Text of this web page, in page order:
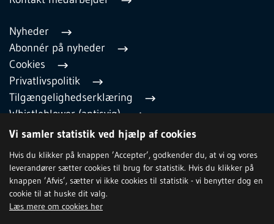
Vi samler statistik ved hjælp af cookies
Hvis du klikker på knappen ’Accepter’, godkender du, at vi og vores
leverandører sætter cookies til brug for statistik. Hvis du klikker på
knappen ’Afvis’, sætter vi ikke cookies til statistik - vi benytter dog en
cookie til at huske dit valg.
Læs mere om cookies her
Nyheder
Abonnér på nyheder
Cookies
Privatlivspolitik
Tilgængelighedserklæring
Whistleblower (antisvig)
English
TILMELD NYHEDSBREV